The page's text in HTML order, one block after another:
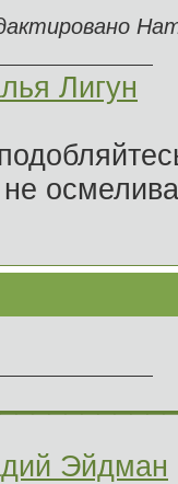
Лигун
не
Эйдман